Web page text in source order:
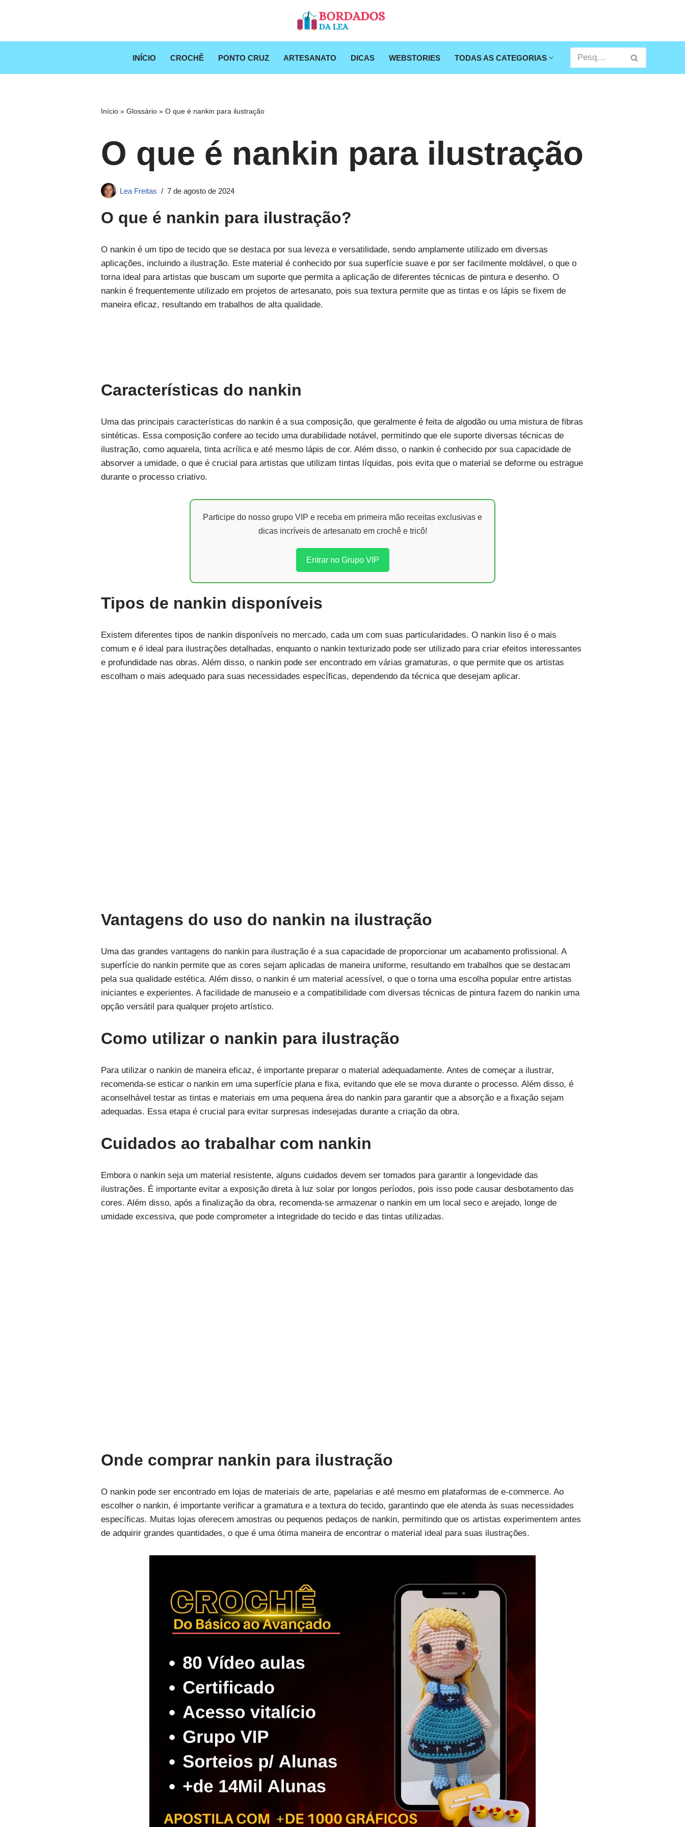
para
INÍCIO CROCHÊ PONTO CRUZ ARTESANATO DICAS WEBSTORIES TODAS AS CATEGORIAS
Início »Glossário »O que é nankin para ilustração
O que é nankin para ilustração
Lea Freitas 7 de agosto de 2024
O que é nankin para ilustração?
O nankin é um tipo de tecido que se destaca por sua leveza e versatilidade, sendo amplamente utilizado em diversas
aplicações, incluindo a ilustração. Este material é conhecido por sua superfície suave e por ser facilmente moldável, o que o
torna ideal para artistas que buscam um suporte que permita a aplicação de diferentes técnicas de pintura e desenho. O
nankin é frequentemente utilizado em projetos de artesanato, pois sua textura permite que as tintas e os lápis se fixem de
maneira eficaz, resultando em trabalhos de alta qualidade.
Características do nankin
Uma das principais características do nankin é a sua composição, que geralmente é feita de algodão ou uma mistura de fibras
sintéticas. Essa composição confere ao tecido uma durabilidade notável, permitindo que ele suporte diversas técnicas de
ilustração, como aquarela, tinta acrílica e até mesmo lápis de cor. Além disso, o nankin é conhecido por sua capacidade de
absorver a umidade, o que é crucial para artistas que utilizam tintas líquidas, pois evita que o material se deforme ou estrague
durante o processo criativo.
Participe do nosso grupo VIP e receba em primeira mão receitas exclusivas e
dicas incríveis de artesanato em crochê e tricô!
Entrar no Grupo VIP
Tipos de nankin disponíveis
Existem diferentes tipos de nankin disponíveis no mercado, cada um com suas particularidades. O nankin liso é o mais
comum e é ideal para ilustrações detalhadas, enquanto o nankin texturizado pode ser utilizado para criar efeitos interessantes
e profundidade nas obras. Além disso, o nankin pode ser encontrado em várias gramaturas, o que permite que os artistas
escolham o mais adequado para suas necessidades específicas, dependendo da técnica que desejam aplicar.
Vantagens do uso do nankin na ilustração
Uma das grandes vantagens do nankin para ilustração é a sua capacidade de proporcionar um acabamento profissional. A
superfície do nankin permite que as cores sejam aplicadas de maneira uniforme, resultando em trabalhos que se destacam
pela sua qualidade estética. Além disso, o nankin é um material acessível, o que o torna uma escolha popular entre artistas
iniciantes e experientes. A facilidade de manuseio e a compatibilidade com diversas técnicas de pintura fazem do nankin uma
opção versátil para qualquer projeto artístico.
Como utilizar o nankin para ilustração
Para utilizar o nankin de maneira eficaz, é importante preparar o material adequadamente. Antes de começar a ilustrar,
recomenda-se esticar o nankin em uma superfície plana e fixa, evitando que ele se mova durante o processo. Além disso, é
aconselhável testar as tintas e materiais em uma pequena área do nankin para garantir que a absorção e a fixação sejam
adequadas. Essa etapa é crucial para evitar surpresas indesejadas durante a criação da obra.
Cuidados ao trabalhar com nankin
Embora o nankin seja um material resistente, alguns cuidados devem ser tomados para garantir a longevidade das
ilustrações. É importante evitar a exposição direta à luz solar por longos períodos, pois isso pode causar desbotamento das
cores. Além disso, após a finalização da obra, recomenda-se armazenar o nankin em um local seco e arejado, longe de
umidade excessiva, que pode comprometer a integridade do tecido e das tintas utilizadas.
Onde comprar nankin para ilustração
O nankin pode ser encontrado em lojas de materiais de arte, papelarias e até mesmo em plataformas de e-commerce. Ao
escolher o nankin, é importante verificar a gramatura e a textura do tecido, garantindo que ele atenda às suas necessidades
específicas. Muitas lojas oferecem amostras ou pequenos pedaços de nankin, permitindo que os artistas experimentem antes
de adquirir grandes quantidades, o que é uma ótima maneira de encontrar o material ideal para suas ilustrações.